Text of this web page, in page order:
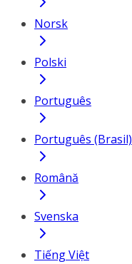
Norsk
Polski
Português
Português (Brasil)
Română
Svenska
Tiếng Việt